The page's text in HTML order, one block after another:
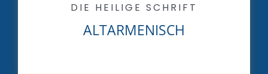
DIE HEILIGE SCHRIFT
ALTARMENISCH